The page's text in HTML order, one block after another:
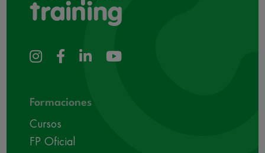
Formaciones
Cursos
FP Oficial